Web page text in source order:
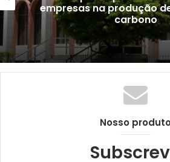
ALPB promove
Nosso